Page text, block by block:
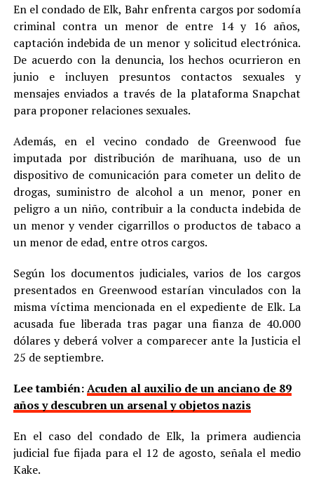
En el condado de Elk, Bahr enfrenta cargos por sodomía
criminal contra un menor de entre 14 y 16 años,
captación indebida de un menor y solicitud electrónica.
De acuerdo con la denuncia, los hechos ocurrieron en
junio e incluyen presuntos contactos sexuales y
mensajes enviados a través de la plataforma Snapchat
para proponer relaciones sexuales.
Además, en el vecino condado de Greenwood fue
imputada por distribución de marihuana, uso de un
dispositivo de comunicación para cometer un delito de
drogas, suministro de alcohol a un menor, poner en
peligro a un niño, contribuir a la conducta indebida de
un menor y vender cigarrillos o productos de tabaco a
un menor de edad, entre otros cargos.
Según los documentos judiciales, varios de los cargos
presentados en Greenwood estarían vinculados con la
misma víctima mencionada en el expediente de Elk. La
acusada fue liberada tras pagar una fianza de 40.000
dólares y deberá volver a comparecer ante la Justicia el
25 de septiembre.
Lee también:Acuden al auxilio de un anciano de 89
años y descubren un arsenal y objetos nazis
En el caso del condado de Elk, la primera audiencia
judicial fue fijada para el 12 de agosto, señala el medio
Kake.